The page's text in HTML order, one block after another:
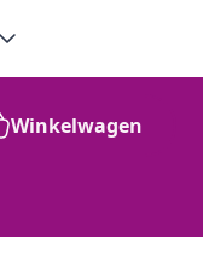
Winkelwagen